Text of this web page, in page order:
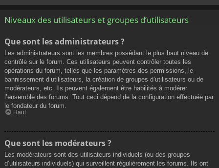
Niveaux des utilisateurs et groupes d’utilisateurs
Que sont les administrateurs ?
Les administrateurs sont les membres possédant le plus haut niveau de
contrôle sur le forum. Ces utilisateurs peuvent contrôler toutes les
opérations du forum, telles que les paramètres des permissions, le
bannissement d’utilisateurs, la création de groupes d’utilisateurs ou de
modérateurs, etc. Ils peuvent également être habilités à modérer
l’ensemble des forums. Tout ceci dépend de la configuration effectuée par
le fondateur du forum.
Haut
Que sont les modérateurs ?
Les modérateurs sont des utilisateurs individuels (ou des groupes
d’utilisateurs individuels) qui surveillent régulièrement les forums. Ils ont